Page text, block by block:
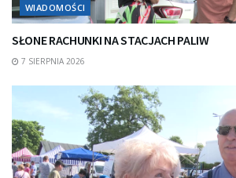
WIADOMOŚCI
SŁONE RACHUNKI NA STACJACH PALIW
7 SIERPNIA 2026